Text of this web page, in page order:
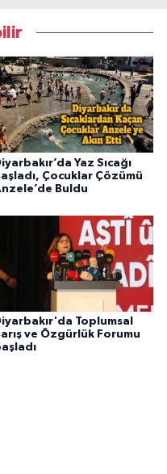
Yaz Sıcağı
Çocuklar Çözümü
Buldu
Toplumsal
ve Özgürlük Forumu